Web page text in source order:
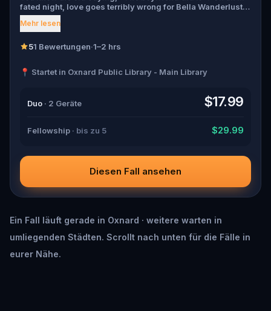
fated night, love goes terribly wrong for Bella Wanderlust
and Walter Bridges . Bella, a famous travel blogger, was
found dead during a ghost tour led by the theatrical Percy
Walter, the obsessed boyfriend? Percy, the ghost tour
suspects, and expose the real murderer before they strike
Mehr lesen
51 Bewertungen·1–2 hrs
📍 Startet in Oxnard Public Library - Main Library
Duo · 2 Geräte $17.99
Fellowship · bis zu 5 $29.99
Diesen Fall ansehen
Ein Fall läuft gerade in Oxnard · weitere warten in
umliegenden Städten. Scrollt nach unten für die Fälle in
eurer Nähe.